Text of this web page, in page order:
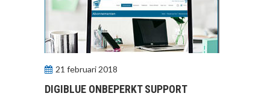
21 februari 2018
DIGIBLUE ONBEPERKT SUPPORT